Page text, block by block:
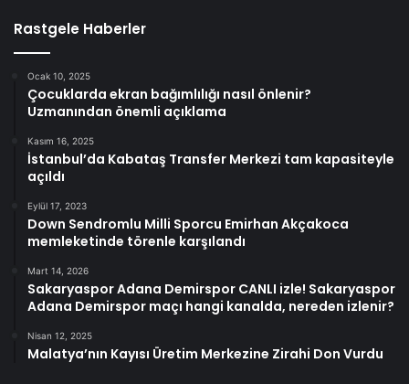
Rastgele Haberler
Ocak 10, 2025
Çocuklarda ekran bağımlılığı nasıl önlenir?
Uzmanından önemli açıklama
Kasım 16, 2025
İstanbul’da Kabataş Transfer Merkezi tam kapasiteyle
açıldı
Eylül 17, 2023
Down Sendromlu Milli Sporcu Emirhan Akçakoca
memleketinde törenle karşılandı
Mart 14, 2026
Sakaryaspor Adana Demirspor CANLI izle! Sakaryaspor
Adana Demirspor maçı hangi kanalda, nereden izlenir?
Nisan 12, 2025
Malatya’nın Kayısı Üretim Merkezine Zirahi Don Vurdu